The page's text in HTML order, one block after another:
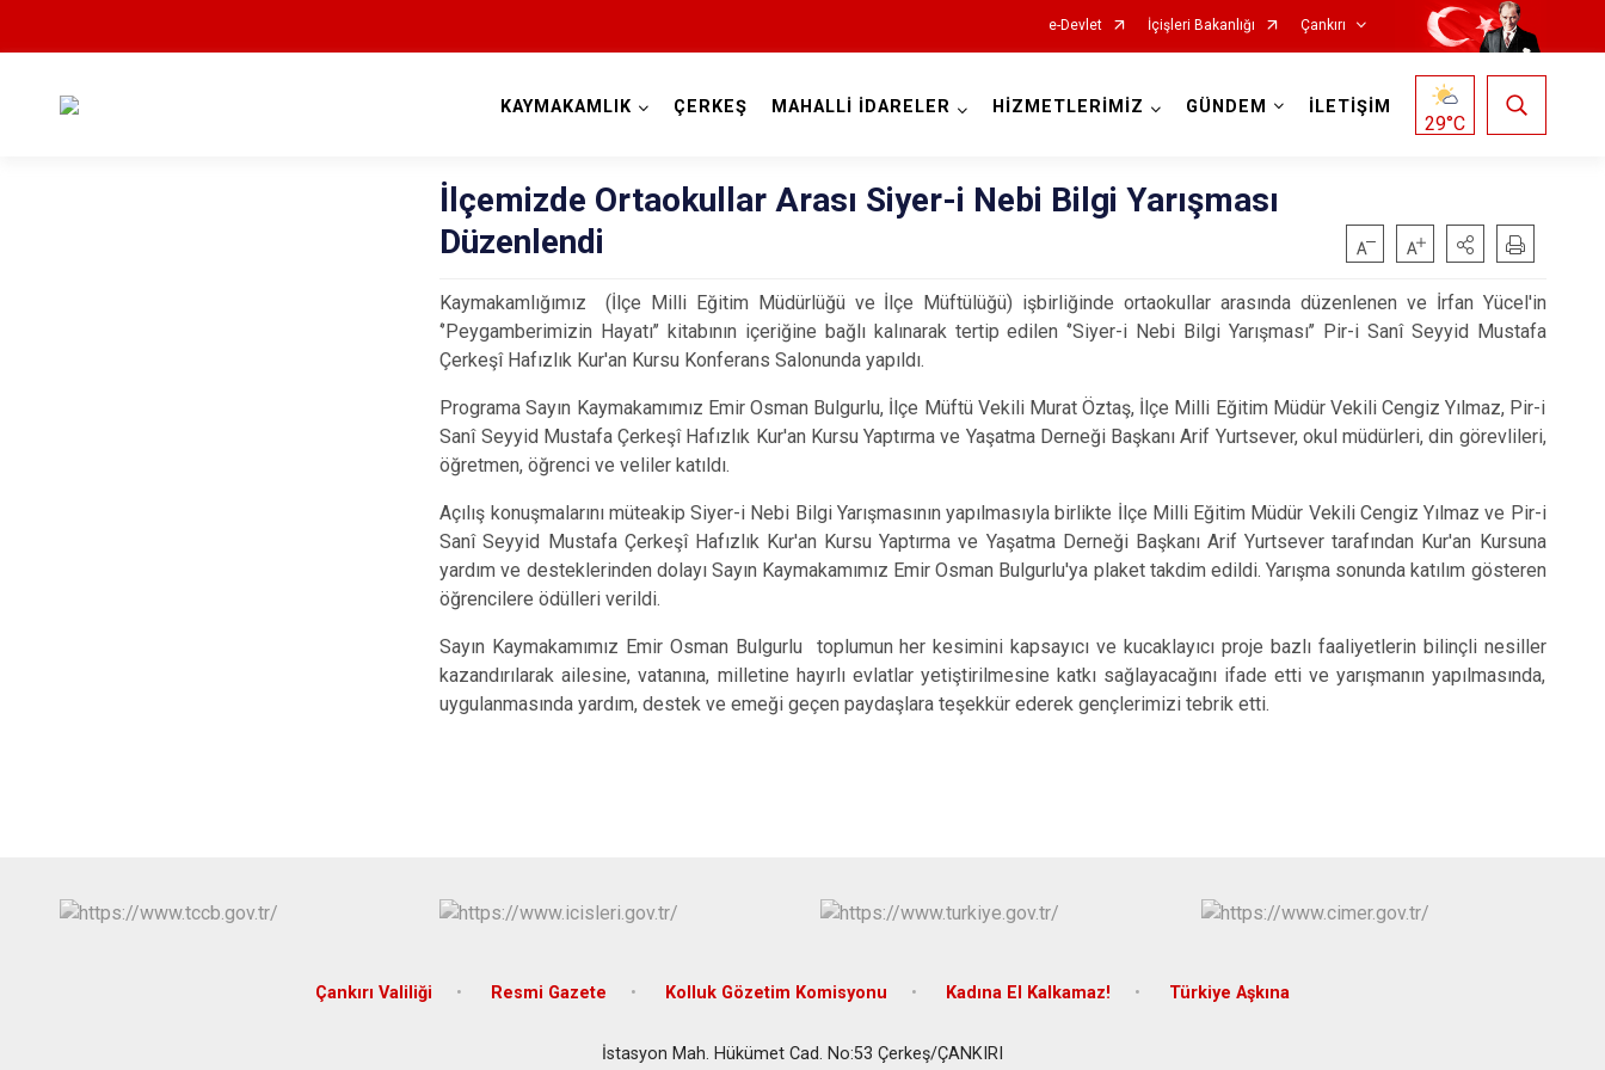
e-Devlet İçişleri Bakanlığı Çankırı
Atkaracalar
Bayramören
Eldivan
Korgun
Kurşunlu
Şabanözü
Yapraklı
KAYMAKAMLIK ÇERKEŞ MAHALLİ İDARELER HİZMETLERİMİZ GÜNDEM İLETİŞİM
29°C
İlçemizde Ortaokullar Arası Siyer-i Nebi Bilgi Yarışması
Düzenlendi
Kaymakamlığımız (İlçe Milli Eğitim Müdürlüğü ve İlçe Müftülüğü) işbirliğinde ortaokullar arasında düzenlenen ve İrfan Yücel'in
‘’Peygamberimizin Hayatı’’ kitabının içeriğine bağlı kalınarak tertip edilen ‘’Siyer-i Nebi Bilgi Yarışması’’ Pir-i Sanî Seyyid Mustafa
Çerkeşî Hafızlık Kur'an Kursu Konferans Salonunda yapıldı.
Programa Sayın Kaymakamımız Emir Osman Bulgurlu, İlçe Müftü Vekili Murat Öztaş, İlçe Milli Eğitim Müdür Vekili Cengiz Yılmaz, Pir-i
Sanî Seyyid Mustafa Çerkeşî Hafızlık Kur'an Kursu Yaptırma ve Yaşatma Derneği Başkanı Arif Yurtsever, okul müdürleri, din görevlileri,
öğretmen, öğrenci ve veliler katıldı.
Açılış konuşmalarını müteakip Siyer-i Nebi Bilgi Yarışmasının yapılmasıyla birlikte İlçe Milli Eğitim Müdür Vekili Cengiz Yılmaz ve Pir-i
Sanî Seyyid Mustafa Çerkeşî Hafızlık Kur'an Kursu Yaptırma ve Yaşatma Derneği Başkanı Arif Yurtsever tarafından Kur'an Kursuna
yardım ve desteklerinden dolayı Sayın Kaymakamımız Emir Osman Bulgurlu'ya plaket takdim edildi. Yarışma sonunda katılım gösteren
öğrencilere ödülleri verildi.
Sayın Kaymakamımız Emir Osman Bulgurlu toplumun her kesimini kapsayıcı ve kucaklayıcı proje bazlı faaliyetlerin bilinçli nesiller
kazandırılarak ailesine, vatanına, milletine hayırlı evlatlar yetiştirilmesine katkı sağlayacağını ifade etti ve yarışmanın yapılmasında,
uygulanmasında yardım, destek ve emeği geçen paydaşlara teşekkür ederek gençlerimizi tebrik etti.
Çankırı Valiliği Resmi Gazete Kolluk Gözetim Komisyonu Kadına El Kalkamaz! Türkiye Aşkına
İstasyon Mah. Hükümet Cad. No:53 Çerkeş/ÇANKIRI